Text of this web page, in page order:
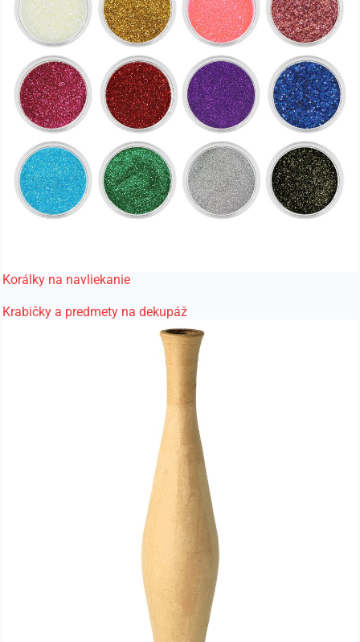
Korálky na navliekanie
Krabičky a predmety na dekupáž